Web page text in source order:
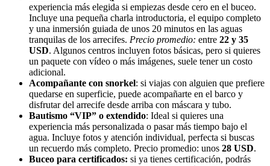
experiencia más elegida si empiezas desde cero en el buceo.
Incluye una pequeña charla introductoria, el equipo completo
y una inmersión guiada de unos 20 minutos en las aguas
tranquilas de los arrecifes. Precio promedio: entre 22 y 35
USD. Algunos centros incluyen fotos básicas, pero si quieres
un paquete con vídeo o más imágenes, suele tener un costo
adicional.
Acompañante con snorkel: si viajas con alguien que prefiere
quedarse en superficie, puede acompañarte en el barco y
disfrutar del arrecife desde arriba con máscara y tubo.
Bautismo “VIP” o extendido: Ideal si quieres una
experiencia más personalizada o pasar más tiempo bajo el
agua. Incluye fotos y atención individual, perfecta si buscas
un recuerdo más completo. Precio promedio: unos 28 USD.
Buceo para certificados: si ya tienes certificación, podrás